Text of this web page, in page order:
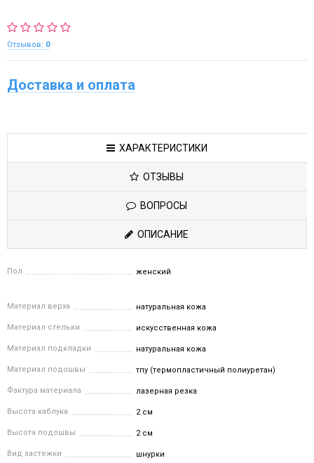
Отзывов: 0
Доставка и оплата
ХАРАКТЕРИСТИКИ
ОТЗЫВЫ
ВОПРОСЫ
ОПИСАНИЕ
Пол женский
Материал верха натуральная кожа
Материал стельки искусственная кожа
Материал подкладки натуральная кожа
Материал подошвы тпу (термопластичный полиуретан)
Фактура материала лазерная резка
Высота каблука 2 см
Высота подошвы 2 см
Вид застежки шнурки